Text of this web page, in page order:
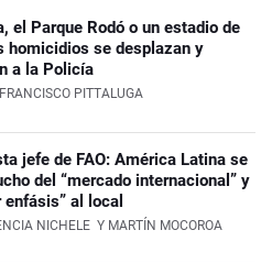
el Parque Rodó o un estadio de
homicidios se desplazan y
a la Policía
PITTALUGA
jefe de FAO: América Latina se
del “mercado internacional” y
enfásis” al local
NICHELE Y MARTÍN MOCOROA